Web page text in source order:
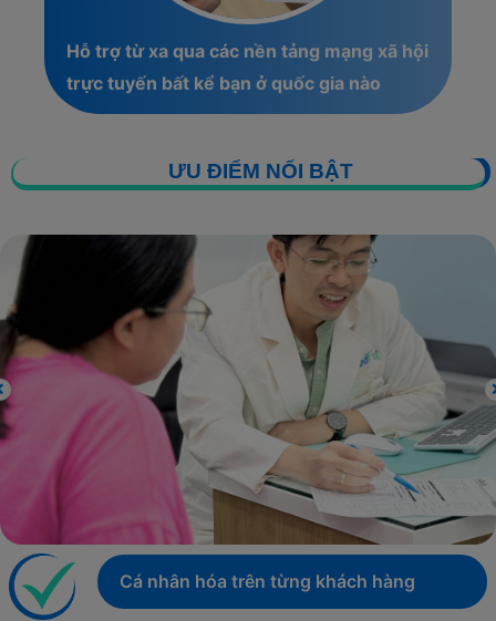
Hỗ trợ từ xa qua các nền tảng mạng xã hội
trực tuyến bất kể bạn ở quốc gia nào
ƯU ĐIỂM NỔI BẬT
Cá nhân hóa trên từng khách hàng